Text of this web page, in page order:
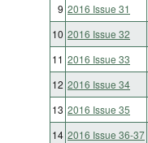
9 2016 Issue 31
10 2016 Issue 32
11 2016 Issue 33
12 2016 Issue 34
13 2016 Issue 35
14 2016 Issue 36-37